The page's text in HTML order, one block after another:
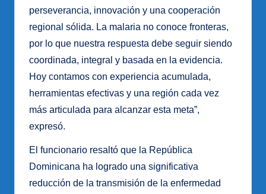
perseverancia, innovación y una cooperación
regional sólida. La malaria no conoce fronteras,
por lo que nuestra respuesta debe seguir siendo
coordinada, integral y basada en la evidencia.
Hoy contamos con experiencia acumulada,
herramientas efectivas y una región cada vez
más articulada para alcanzar esta meta”,
expresó.
El funcionario resaltó que la República
Dominicana ha logrado una significativa
reducción de la transmisión de la enfermedad